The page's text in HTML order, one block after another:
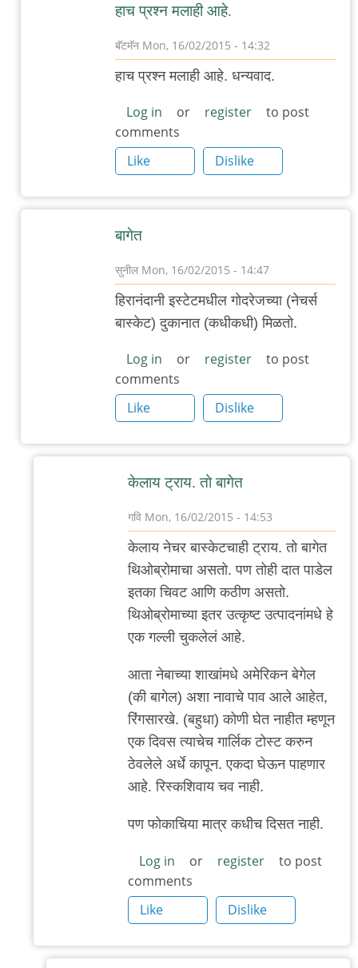
हाच प्रश्न मलाही आहे.
बॅटमॅन Mon, 16/02/2015 - 14:32
In
reply
वेगवेगळे
आंतरराष्ट्रीय
ब्रेड
by
हाच प्रश्न मलाही आहे. धन्यवाद.
Log in or register
to post
comments
Like
Dislike
बागेत
सुनील Mon, 16/02/2015 - 14:47
In
reply
वेगवेगळे
आंतरराष्ट्रीय
ब्रेड
by
गवि
हिरानंदानी इस्टेटमधील गोदरेजच्या (नेचर्स
बास्केट) दुकानात (कधीकधी) मिळतो.
Log in or register
to post
comments
Like
Dislike
केलाय ट्राय. तो बागेत
गवि Mon, 16/02/2015 - 14:53
In
reply
बागेत
सुनील
केलाय नेचर बास्केटचाही ट्राय. तो बागेत
थिओब्रोमाचा असतो. पण तोही दात पाडेल
इतका चिवट आणि कठीण असतो.
थिओब्रोमाच्या इतर उत्कृष्ट उत्पादनांमधे हे
एक गल्ली चुकलेलं आहे.
आता नेबाच्या शाखांमधे अमेरिकन बेगेल
(की बागेल) अशा नावाचे पाव आले आहेत,
रिंगसारखे. (बहुधा) कोणी घेत नाहीत म्हणून
एक दिवस त्याचेच गार्लिक टोस्ट करुन
ठेवलेले अर्धे कापून. एकदा घेऊन पाहणार
आहे. रिस्कशिवाय चव नाही.
पण फोकाचिया मात्र कधीच दिसत नाही.
Log in or register
to post
comments
Like
Dislike